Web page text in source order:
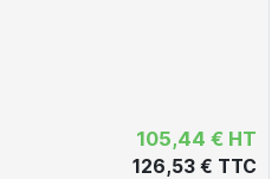
105,44 € HT
126,53 € TTC